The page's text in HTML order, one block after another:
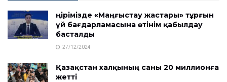
Өңірімізде «Маңғыстау жастары» тұрғын
үй бағдарламасына өтінім қабылдау
басталды
27/12/2024
Қазақстан халқының саны 20 миллионға
жетті